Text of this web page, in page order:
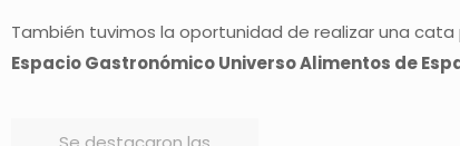
También tuvimos la oportunidad de realizar una
Espacio Gastronómico Universo Alimentos de